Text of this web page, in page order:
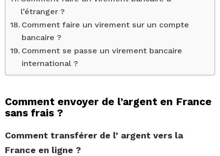
l’étranger ?
Comment faire un virement sur un compte
bancaire ?
Comment se passe un virement bancaire
international ?
Comment envoyer de l’argent en France
sans frais ?
Comment transférer de l’ argent vers la
France en ligne ?